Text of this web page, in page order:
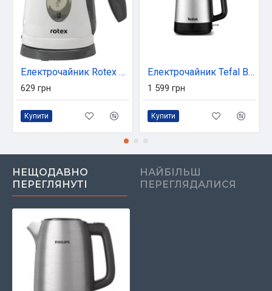
Електрочайник Rotex RKT60-G
629 грн
Купити
Електрочайник Tefal BI520D10
1 599 грн
Купити
НЕЩОДАВНО
ПЕРЕГЛЯНУТІ
НАЙБІЛЬШ
ПЕРЕГЛЯДАЛИСЯ